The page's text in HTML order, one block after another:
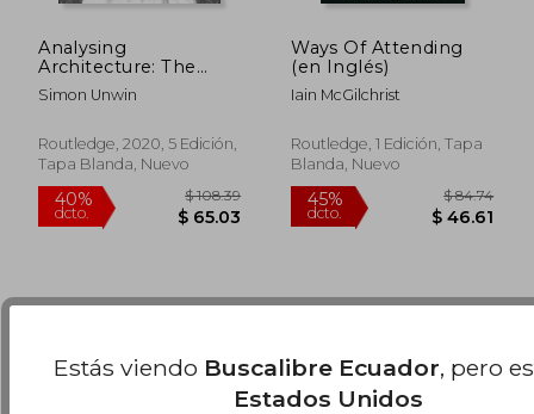
$ 59.78 $
Analysing
Architecture: The
Universal Language
of Place-Making
Architecture Nots)
(en Inglés)
Simon Unwin
Routledge, 2020, 5 Edición,
Tapa Blanda, Nuevo
Ways Of Attending
(en Inglés)
Iain McGilchrist
Routledge, 1 Edición, Tapa
Blanda, Nuevo
Estás viendo Buscalibre Ecuador, pero
Estados Unidos